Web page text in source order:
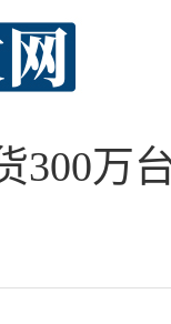
300万